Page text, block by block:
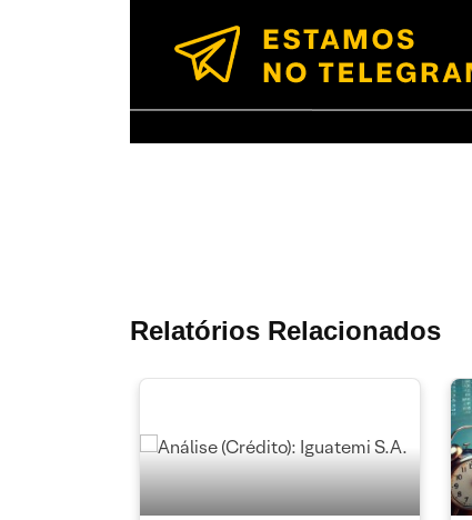
Relatórios Relacionados